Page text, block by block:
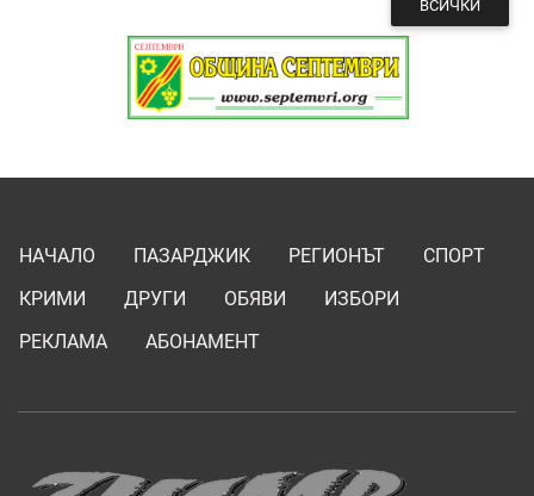
ВСИЧКИ
НАЧАЛО ПАЗАРДЖИК РЕГИОНЪТ
СПОРТ
КРИМИ
ДРУГИ ОБЯВИ
ИЗБОРИ
РЕКЛАМА
АБОНАМЕНТ